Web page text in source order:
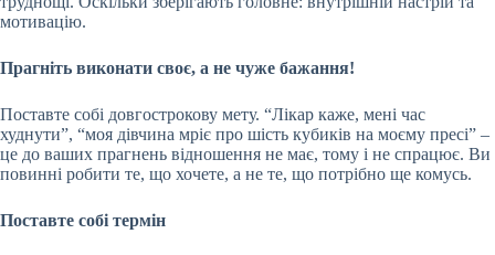
мотивацію.
Прагніть виконати своє, а не чуже бажання!
Поставте собі довгострокову мету. “Лікар каже, мені час
худнути”, “моя дівчина мріє про шість кубиків на моєму пресі” –
це до ваших прагнень відношення не має, тому і не спрацює. Ви
повинні робити те, що хочете, а не те, що потрібно ще комусь.
Поставте собі термін